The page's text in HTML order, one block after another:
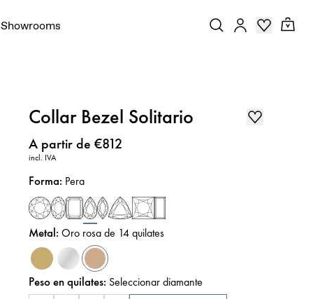
Showrooms
Collar Bezel Solitario
Precio:
A partir de €812
incl. IVA
Forma: Pera
Metal:Oro rosa de 14 quilates
Peso en quilates: Seleccionar diamante